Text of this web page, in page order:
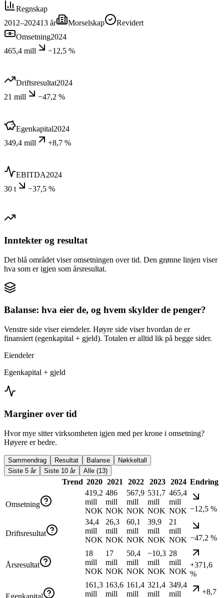
Regnskap
2012–202413 år Morselskap
Revidert
Omsetning2024
465,4 mill
−12,5 %
Driftsresultat2024
21 mill
−47,2 %
Egenkapital2024
349,4 mill
+8,7 %
EBITDA2024
30 t
−37,5 %
Inntekter og resultat
Det blå området viser omsetningen over tid. Den grønne linjen viser
hva som er igjen som årsresultat.
Balanse: hva eier de, og hvem skylder de penger?
Venstre side viser eiendeler. Høyre side viser hvordan de er
finansiert (egenkapital + gjeld). Totalen er alltid lik på begge sider.
Eiendeler
Egenkapital + gjeld
Marginer over tid
Hvor mye sitter virksomheten igjen med per krone i omsetning?
Høyere er bedre.
Sammendrag Resultat Balanse
Nøkkeltall
Siste 5 år
Siste 10 år Alle (13)
Trend 2020 2021 2022 2023 2024 Endring
Omsetning
419,2
mill
NOK
486
mill
NOK
567,9
mill
NOK
531,7
mill
NOK
465,4
mill
NOK −12,5 %
Driftsresultat
34,4
mill
NOK
26,3
mill
NOK
60,1
mill
NOK
39,9
mill
NOK
21
mill
NOK −47,2 %
Årsresultat
18
mill
NOK
17
mill
NOK
50,4
mill
NOK
−10,3
mill
NOK
28
mill
NOK
+371,6
%
Egenkapital
161,3
mill
163,6
mill
161,4
mill
321,4
mill
349,4
mill
+8,7